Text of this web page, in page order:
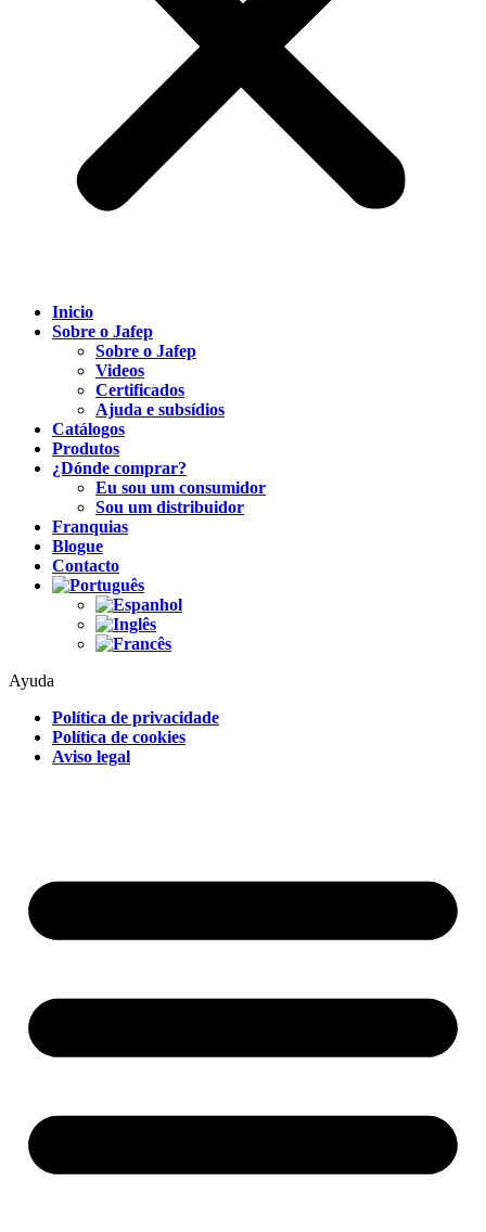
Inicio
Sobre o Jafep
Sobre o Jafep
Videos
Certificados
Ajuda e subsídios
Catálogos
Produtos
¿Dónde comprar?
Eu sou um consumidor
Sou um distribuidor
Franquias
Blogue
Contacto
Ayuda
Política de privacidade
Política de cookies
Aviso legal